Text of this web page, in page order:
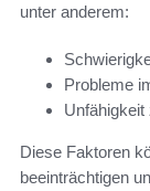
unter anderem:
Probleme
Unfähigkeit
Diese Faktoren
beeinträchtigen